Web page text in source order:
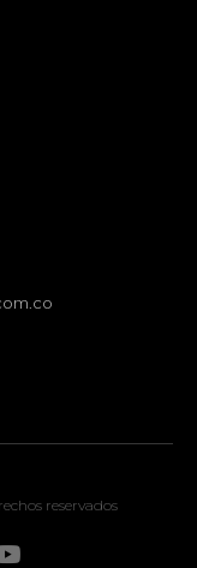
reservados